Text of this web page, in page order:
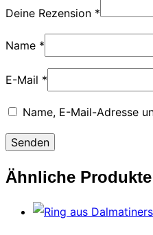
Deine Rezension *
Name *
E-Mail *
Name, E-Mail-Adresse
Ähnliche Produkte